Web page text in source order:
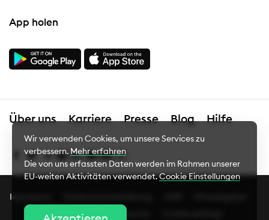
App holen
Über uns Karriere Presse Blog Hilfe
Impressum
Complaints
Wir verwenden Cookies, um unsere Services zu
verbessern. Mehr erfahren
Die von uns erfassten Daten werden im Rahmen unserer
EU-weiten Aktivitäten verwendet.Cookie Einstellungen
Cookie Einstellungen